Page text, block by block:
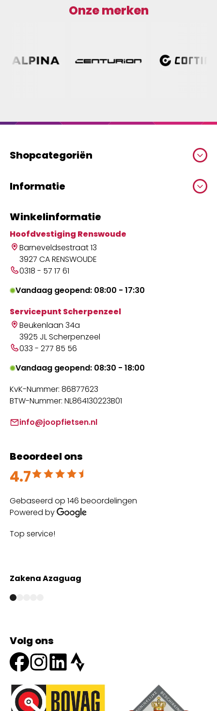
Onze merken
Shopcategoriën
Informatie
Winkelinformatie
Hoofdvestiging Renswoude
Barneveldsestraat 13
3927 CA RENSWOUDE
0318 - 57 17 61
Vandaag geopend: 08:00 - 17:30
Servicepunt Scherpenzeel
Beukenlaan 34a
3925 JL Scherpenzeel
033 - 277 85 56
Vandaag geopend: 08:30 - 18:00
KvK-Nummer: 86877623
BTW-Nummer: NL864130223B01
info@joopfietsen.nl
Beoordeel ons
4.7
Beoordeeld met 4.7 uit 5
Gebaseerd op 146 beoordelingen
Powered by
Top service!
Zakena Azaguag
Volg ons
Onze partners